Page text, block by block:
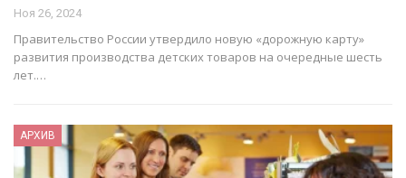
Ноя 26, 2024
Правительство России утвердило новую «дорожную карту»
развития производства детских товаров на очередные шесть
лет.…
АРХИВ